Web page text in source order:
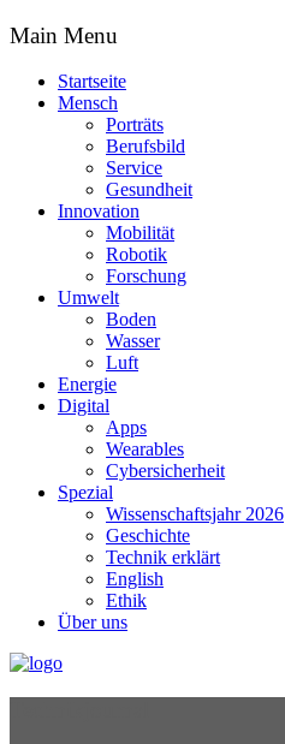
Main Menu
Startseite
Mensch
Porträts
Berufsbild
Service
Gesundheit
Innovation
Mobilität
Robotik
Forschung
Umwelt
Boden
Wasser
Luft
Energie
Digital
Apps
Wearables
Cybersicherheit
Spezial
Wissenschaftsjahr 2026
Geschichte
Technik erklärt
English
Ethik
Über uns